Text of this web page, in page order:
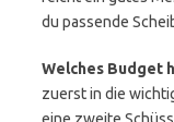
du passende
Welches Budget
zuerst in die